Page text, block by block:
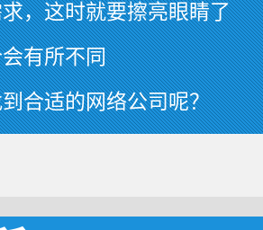
，这时就要擦亮眼睛了
有所不同
合适的网络公司呢？